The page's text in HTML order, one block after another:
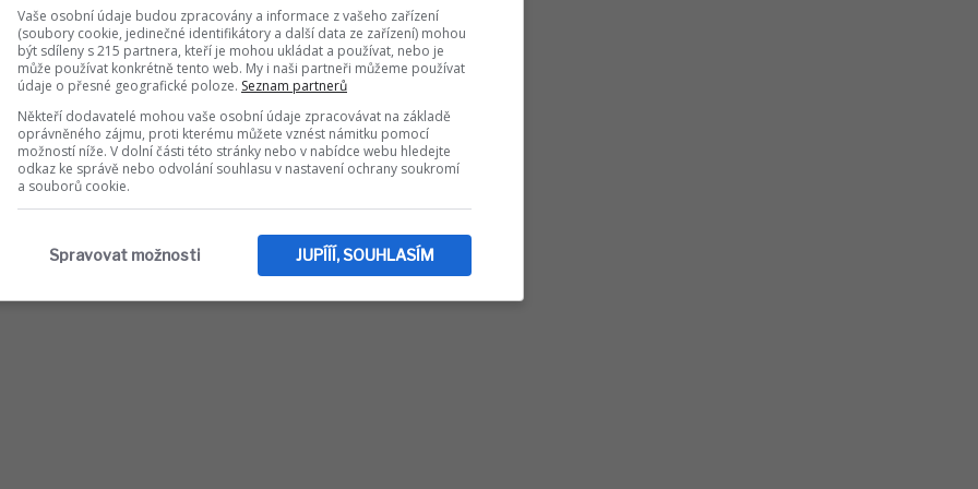
Soud nicméně vyzval poslance,
sněmovního jednacího řádu, aby
principu rozhodování vycházejícího z
hlasováním i principu ochrany
výtkami poslanců hnutí ANO a zmínili,
aplikace i interpretace sociálních
nich o otázky politické, které jsou
rozpočtu.
Vaše osobní údaje budou zpracovány a informace z vašeho zařízení
(soubory cookie, jedinečné identifikátory a další data ze zařízení) mohou
být sdíleny s 215 partnera, kteří je mohou ukládat a používat, nebo je
může používat konkrétně tento web. My i naši partneři můžeme používat
údaje o přesné geografické poloze. Seznam partnerů
Někteří dodavatelé mohou vaše osobní údaje zpracovávat na základě
oprávněného zájmu, proti kterému můžete vznést námitku pomocí
možností níže. V dolní části této stránky nebo v nabídce webu hledejte
odkaz ke správě nebo odvolání souhlasu v nastavení ochrany soukromí
a souborů cookie.
JUPÍÍÍ, SOUHLASÍM
Spravovat možnosti